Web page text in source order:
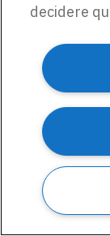
decidere